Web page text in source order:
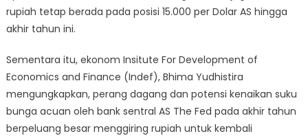
rupiah tetap berada pada posisi 15.000 per Dolar AS hingga
akhir tahun ini.
Sementara itu, ekonom Insitute For Development of
Economics and Finance (Indef), Bhima Yudhistira
mengungkapkan, perang dagang dan potensi kenaikan suku
bunga acuan oleh bank sentral AS The Fed pada akhir tahun
berpeluang besar menggiring rupiah untuk kembali